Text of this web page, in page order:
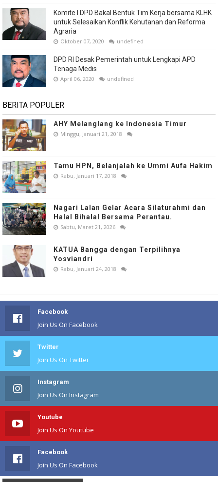
Komite I DPD Bakal Bentuk Tim Kerja bersama KLHK
untuk Selesaikan Konflik Kehutanan dan Reforma
Agraria
Oktober 07, 2020 undefined
DPD RI Desak Pemerintah untuk Lengkapi APD
Tenaga Medis
April 06, 2020 undefined
BERITA POPULER
AHY Melanglang ke Indonesia Timur
Minggu, Januari 21, 2018
Tamu HPN, Belanjalah ke Ummi Aufa Hakim
Rabu, Januari 17, 2018
Nagari Lalan Gelar Acara Silaturahmi dan
Halal Bihalal Bersama Perantau.
Sabtu, Maret 21, 2026
KATUA Bangga dengan Terpilihnya
Yosviandri
Rabu, Januari 24, 2018
Facebook
Join Us On Facebook
Twitter
Join Us On Twitter
Instagram
Join Us On Instagram
Youtube
Join Us On Youtube
Facebook
Join Us On Facebook